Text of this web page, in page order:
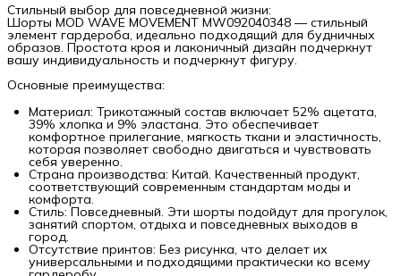
Стильный выбор для повседневной жизни:
Шорты MOD WAVE MOVEMENT MW092040348 — стильный
элемент гардероба, идеально подходящий для будничных
образов. Простота кроя и лаконичный дизайн подчеркнут
вашу индивидуальность и подчеркнут фигуру.
Основные преимущества:
Материал: Трикотажный состав включает 52% ацетата,
39% хлопка и 9% эластана. Это обеспечивает
комфортное прилегание, мягкость ткани и эластичность,
которая позволяет свободно двигаться и чувствовать
себя уверенно.
Страна производства: Китай. Качественный продукт,
соответствующий современным стандартам моды и
комфорта.
Стиль: Повседневный. Эти шорты подойдут для прогулок,
занятий спортом, отдыха и повседневных выходов в
город.
Отсутствие принтов: Без рисунка, что делает их
универсальными и подходящими практически ко всему